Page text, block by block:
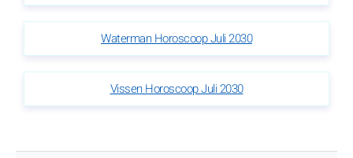
Waterman Horoscoop Juli 2030
Vissen Horoscoop Juli 2030